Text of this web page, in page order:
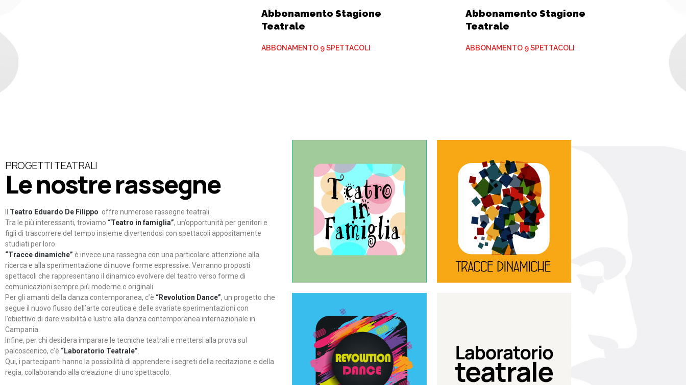
Abbonamento Stagione
Teatrale
ABBONAMENTO 9 SPETTACOLI
Abbonamento Stagione
Teatrale
ABBONAMENTO 9 SPETTACOLI
PROGETTI TEATRALI
Le nostre rassegne
Teatro Eduardo De Filippo offre numerose rassegne teatrali.
Tra le più interessanti, troviamo “Teatro in famiglia”, un’opportunità per genitori e
figli di trascorrere del tempo insieme divertendosi con spettacoli appositamente
studiati per loro.
“Tracce dinamiche” è invece una rassegna con una particolare attenzione alla
ricerca e alla sperimentazione di nuove forme espressive. Verranno proposti
spettacoli che rappresentano il dinamico evolvere del teatro verso forme di
comunicazioni sempre più moderne e originali
Per gli amanti della danza contemporanea, c’è “Revolution Dance”, un progetto che
segue il nuovo flusso dell’arte coreutica e delle svariate sperimentazioni con
l’obiettivo di dare visibilità e lustro alla danza contemporanea internazionale in
Campania.
Infine, per chi desidera imparare le tecniche teatrali e mettersi alla prova sul
palcoscenico, c’è “Laboratorio Teatrale”
Qui, i partecipanti hanno la possibilità di apprendere i segreti della recitazione e della
regia, collaborando alla creazione di uno spettacolo.
Teatro in famiglia
Teatro In Famiglia è una
rassegna di teatro concepita
per far condividere e godere
del teatro all’intera famiglia.
Continua
Tracce dinamiche
Tracce Dinamiche è una
rassegna di teatro
d’innovazione e sperimentale.
Continua
Rassegna di danza
contemporanea – I Edizione
Continua
Laboratorio di teatro del
Teatro Eduardo de Filippo